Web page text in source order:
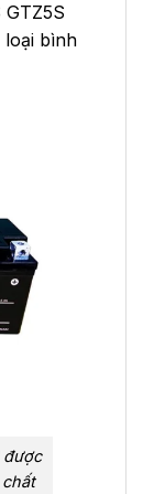
loại bình
được